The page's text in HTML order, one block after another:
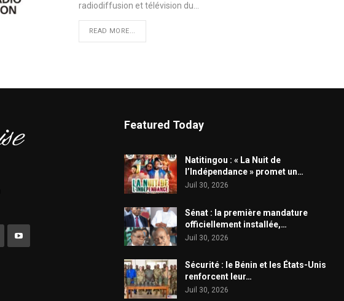
radiodiffusion et télévision du…
READ MORE...
Featured Today
​Natitingou : « La Nuit de
l’Indépendance » promet un…
Juil 30, 2026
Sénat : la première mandature
officiellement installée,…
Juil 30, 2026
Sécurité : le Bénin et les États-Unis
renforcent leur…
Juil 30, 2026